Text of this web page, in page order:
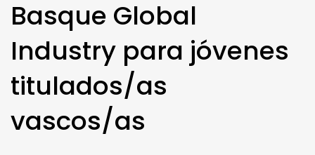
Basque Global
Industry para jóvenes
titulados/as
vascos/as